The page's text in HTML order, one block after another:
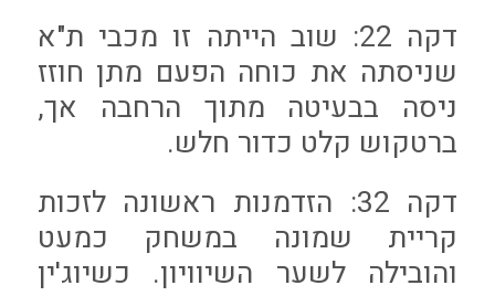
דקה 22: שוב הייתה זו מכבי ת"א
שניסתה את כוחה הפעם מתן חוזז
ניסה בבעיטה מתוך הרחבה אך,
ברטקוש קלט כדור חלש.
דקה 32: הזדמנות ראשונה לזכות
קריית שמונה במשחק כמעט
והובילה לשער השיוויון. כשיוג'ין